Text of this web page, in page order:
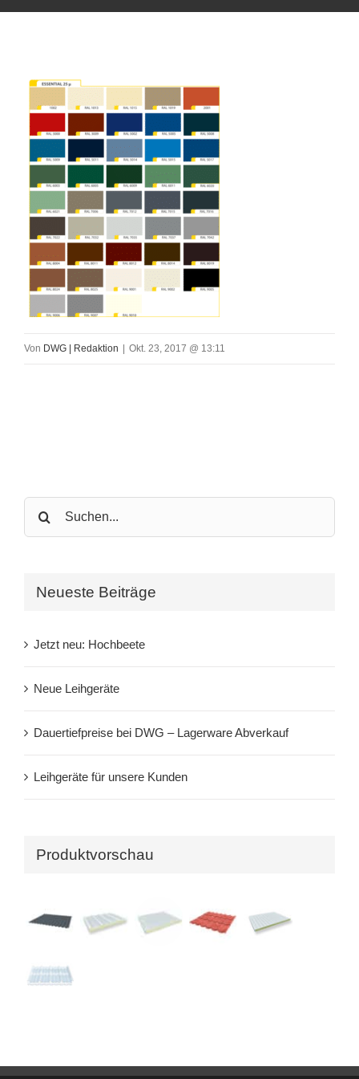
Von DWG | Redaktion | Okt. 23, 2017 @ 13:11
Search
for:
Neueste Beiträge
Jetzt neu: Hochbeete
Neue Leihgeräte
Dauertiefpreise bei DWG – Lagerware Abverkauf
Leihgeräte für unsere Kunden
Produktvorschau